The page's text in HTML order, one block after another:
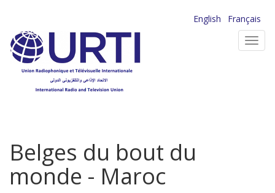
contenu
principal
English
Français
Belges du bout du
monde - Maroc